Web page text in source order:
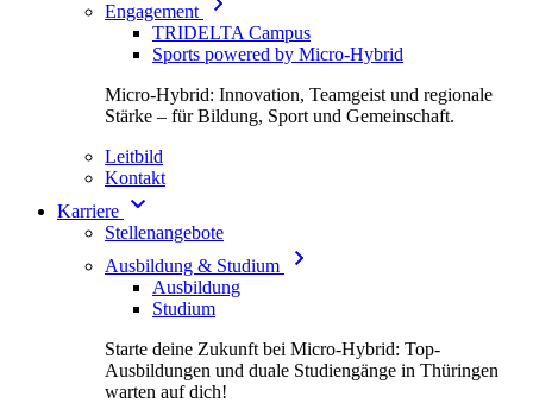
Engagement
TRIDELTA Campus
Sports powered by Micro-Hybrid
Micro-Hybrid: Innovation, Teamgeist und regionale
Stärke – für Bildung, Sport und Gemeinschaft.
Leitbild
Kontakt
Karriere
Stellenangebote
Ausbildung & Studium
Ausbildung
Studium
Starte deine Zukunft bei Micro-Hybrid: Top-
Ausbildungen und duale Studiengänge in Thüringen
warten auf dich!